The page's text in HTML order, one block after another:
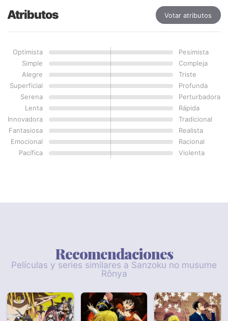
Atributos Votar atributos
Optimista
Pesimista
Simple
Compleja
Alegre
Triste
Superficial
Profunda
Serena
Perturbadora
Lenta
Rápida
Innovadora
Tradicional
Fantasiosa
Realista
Emocional
Racional
Pacífica
Violenta
Recomendaciones
Películas y series similares a Sanzoku no musume
Rônya